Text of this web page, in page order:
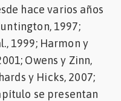
hace varios años
1997;
1999; Harmon y
Owens y Zinn,
y Hicks, 2007;
se presentan